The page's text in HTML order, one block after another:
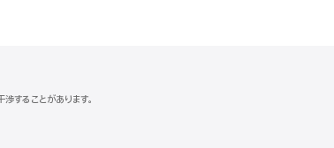
することがあります。